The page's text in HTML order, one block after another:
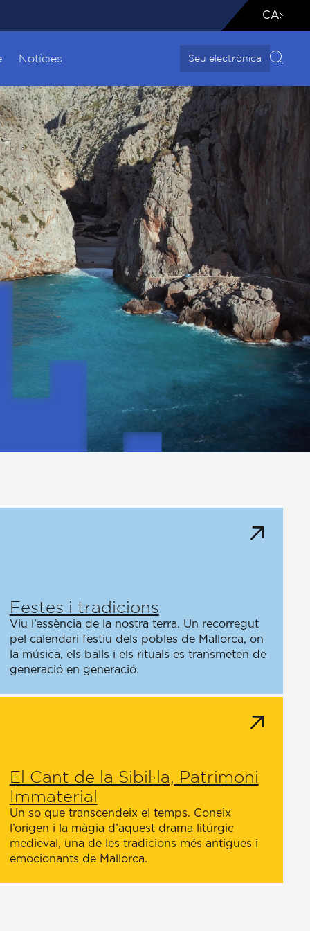
CA
Notícies Seu electrònica
Festes i tradicions
Viu l’essència de la nostra terra. Un recorregut
pel calendari festiu dels pobles de Mallorca, on
la música, els balls i els rituals es transmeten de
generació en generació.
El Cant de la Sibil·la, Patrimoni
Immaterial
Un so que transcendeix el temps. Coneix
l’origen i la màgia d’aquest drama litúrgic
medieval, una de les tradicions més antigues i
emocionants de Mallorca.